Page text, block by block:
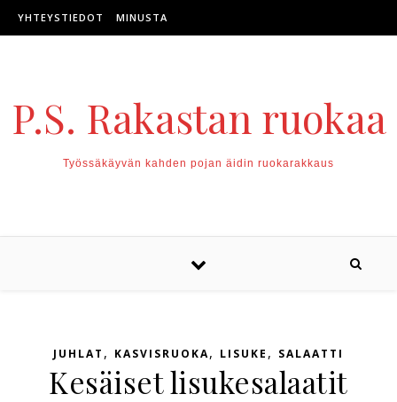
Skip to content
YHTEYSTIEDOT MINUSTA
P.S. Rakastan ruokaa
Työssäkäyvän kahden pojan äidin ruokarakkaus
JUHLAT , KASVISRUOKA, LISUKE , SALAATTI
Kesäiset lisukesalaatit